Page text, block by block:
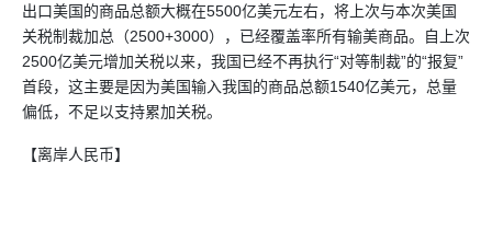
出口美国的商品总额大概在5500亿美元左右，将上次与本次美国
关税制裁加总（2500+3000），已经覆盖率所有输美商品。自上次
2500亿美元增加关税以来，我国已经不再执行“对等制裁”的“报复”
首段，这主要是因为美国输入我国的商品总额1540亿美元，总量
偏低，不足以支持累加关税。
【离岸人民币】